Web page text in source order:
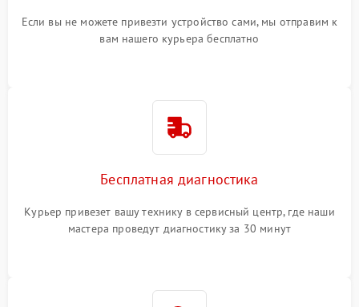
Если вы не можете привезти устройство сами, мы отправим к
вам нашего курьера бесплатно
Бесплатная диагностика
Курьер привезет вашу технику в сервисный центр, где наши
мастера проведут диагностику за 30 минут